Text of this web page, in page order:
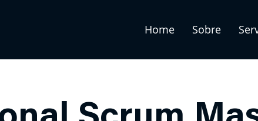
Home Sobre